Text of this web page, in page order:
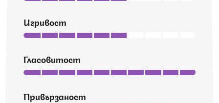
Игривост
Гласовитост
Привързаност